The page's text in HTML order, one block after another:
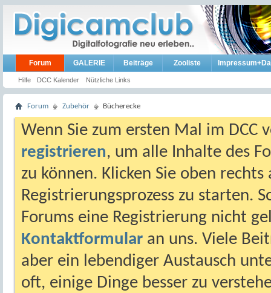
Forum
Hilfe DCC Kalender Nützliche Links
GALERIE Beiträge Zooliste
Forum Zubehör Bücherecke
Wenn Sie zum ersten Mal im DCC
registrieren, um alle Inhalte des
zu können. Klicken Sie oben
Registrierungsprozess zu starten.
Forums eine Registrierung nicht
Kontaktformular an uns. Viele
aber ein lebendiger Austausch
oft, einige Dinge besser zu